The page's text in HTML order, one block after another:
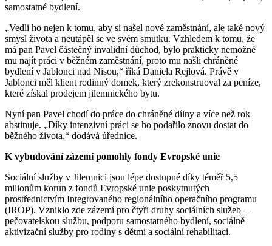
samostatné bydlení.
„Vedli ho nejen k tomu, aby si našel nové zaměstnání, ale také nový
smysl života a neutápěl se ve svém smutku. Vzhledem k tomu, že
má pan Pavel částečný invalidní důchod, bylo prakticky nemožné
mu najít práci v běžném zaměstnání, proto mu našli chráněné
bydlení v Jablonci nad Nisou,“ říká Daniela Rejlová. Právě v
Jablonci měl klient rodinný domek, který zrekonstruoval za peníze,
které získal prodejem jilemnického bytu.
Nyní pan Pavel chodí do práce do chráněné dílny a více než rok
abstinuje. „Díky intenzivní práci se ho podařilo znovu dostat do
běžného života,“ dodává úřednice.
K vybudování zázemí pomohly fondy Evropské unie
Sociální služby v Jilemnici jsou lépe dostupné díky téměř 5,5
milionům korun z fondů Evropské unie poskytnutých
prostřednictvím Integrovaného regionálního operačního programu
(IROP). Vzniklo zde zázemí pro čtyři druhy sociálních služeb ‒
pečovatelskou službu, podporu samostatného bydlení, sociálně
aktivizační služby pro rodiny s dětmi a sociální rehabilitaci.